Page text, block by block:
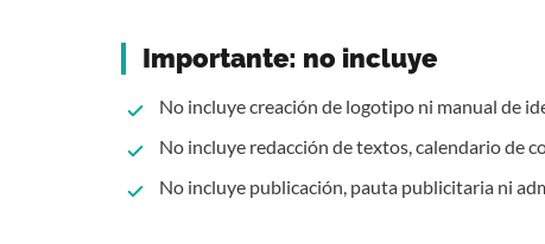
Importante: no incluye
No incluye creación de logotipo ni manual de
No incluye redacción de textos, calendario de
No incluye publicación, pauta publicitaria ni